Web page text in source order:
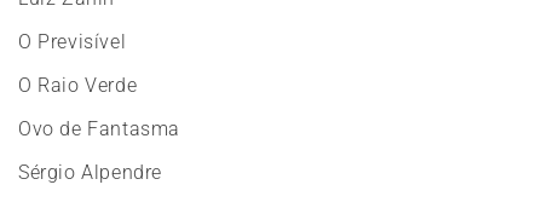
O Previsível
O Raio Verde
Ovo de Fantasma
Sérgio Alpendre